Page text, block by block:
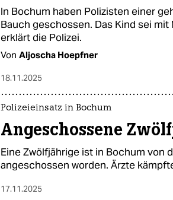
In Bochum haben Polizisten einer
Bauch geschossen. Das Kind sei
erklärt die Polizei.
Von Aljoscha Hoepfner
18.11.2025
Polizeieinsatz in Bochum
Angeschossene
Eine Zwölfjährige ist in Bochum von
angeschossen worden. Ärzte
17.11.2025